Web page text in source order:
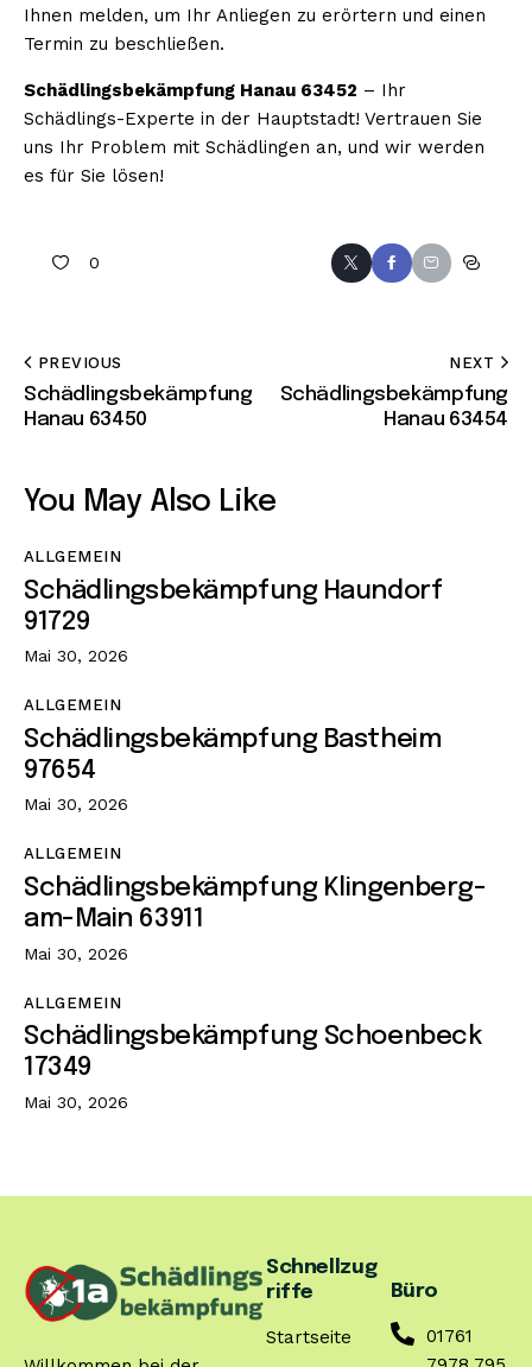
Ihnen melden, um Ihr Anliegen zu erörtern und einen
Termin zu beschließen.
Schädlingsbekämpfung Hanau 63452 – Ihr
Schädlings-Experte in der Hauptstadt! Vertrauen Sie
uns Ihr Problem mit Schädlingen an, und wir werden
es für Sie lösen!
0
PREVIOUS
Schädlingsbekämpfung
Hanau 63450
NEXT
Schädlingsbekämpfung
Hanau 63454
You May Also Like
ALLGEMEIN
Schädlingsbekämpfung Haundorf
91729
Mai 30, 2026
ALLGEMEIN
Schädlingsbekämpfung Bastheim
97654
Mai 30, 2026
ALLGEMEIN
Schädlingsbekämpfung Klingenberg-
am-Main 63911
Mai 30, 2026
ALLGEMEIN
Schädlingsbekämpfung Schoenbeck
17349
Mai 30, 2026
Schnellzug
riffe
Startseite
Büro
01761